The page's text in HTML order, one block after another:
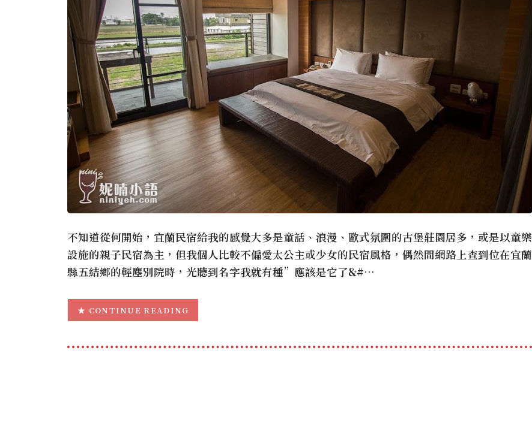
不知道從何開始，宜蘭民宿給我的感覺大多是童話、浪漫、歐式氛圍的古堡莊園居多，或是以童樂
設施的親子民宿為主，但我個人比較不偏愛太公主或少女的民宿風格，偶然間網路上查到位在宜蘭
縣五結鄉的輕塵別院時，光聽到名字我就有種”應該是它了&#…
CONTINUE READING